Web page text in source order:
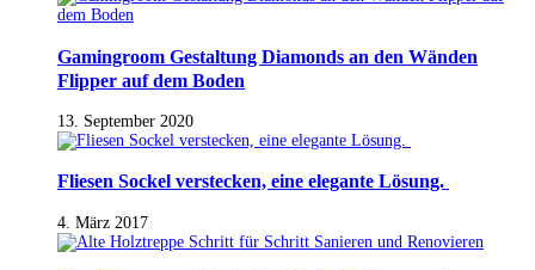
Gamingroom Gestaltung Diamonds an den Wänden
Flipper auf dem Boden
13. September 2020
Fliesen Sockel verstecken, eine elegante Lösung.
4. März 2017